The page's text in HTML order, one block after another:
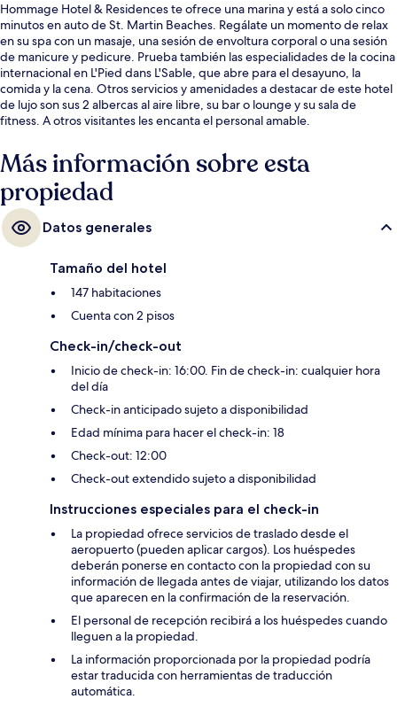
Hommage Hotel & Residences te ofrece una marina y está a solo cinco
minutos en auto de St. Martin Beaches. Regálate un momento de relax
en su spa con un masaje, una sesión de envoltura corporal o una sesión
de manicure y pedicure. Prueba también las especialidades de la cocina
internacional en L'Pied dans L'Sable, que abre para el desayuno, la
comida y la cena. Otros servicios y amenidades a destacar de este hotel
de lujo son sus 2 albercas al aire libre, su bar o lounge y su sala de
fitness. A otros visitantes les encanta el personal amable.
Más información sobre esta
propiedad
Datos generales
Tamaño del hotel
147 habitaciones
Cuenta con 2 pisos
Check-in/check-out
Inicio de check-in: 16:00. Fin de check-in: cualquier hora
del día
Check-in anticipado sujeto a disponibilidad
Edad mínima para hacer el check-in: 18
Check-out: 12:00
Check-out extendido sujeto a disponibilidad
Instrucciones especiales para el check-in
La propiedad ofrece servicios de traslado desde el
aeropuerto (pueden aplicar cargos). Los huéspedes
deberán ponerse en contacto con la propiedad con su
información de llegada antes de viajar, utilizando los datos
que aparecen en la confirmación de la reservación.
El personal de recepción recibirá a los huéspedes cuando
lleguen a la propiedad.
La información proporcionada por la propiedad podría
estar traducida con herramientas de traducción
automática.